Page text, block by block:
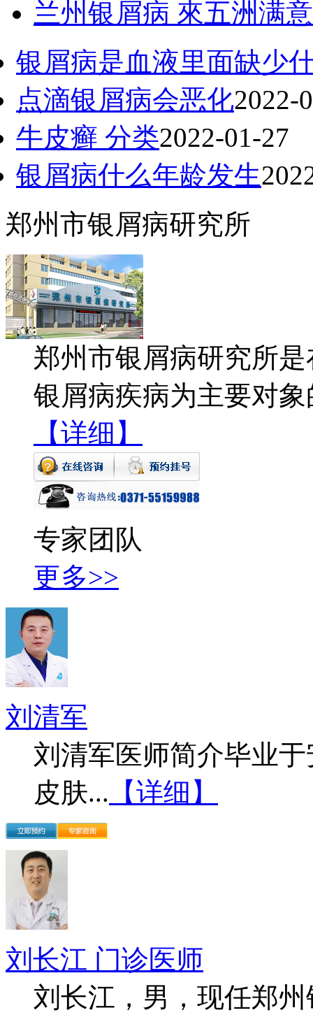
兰州银屑病 來五洲满意
银屑病是血液里面缺少
点滴银屑病会恶化2022-
牛皮癣 分类2022-01-27
银屑病什么年龄发生
郑州市银屑病研究所
郑州市银屑病研究所
银屑病疾病为主要对
【详细】
专家团队
更多>>
刘清军
刘清军医师简介毕业
皮肤... 【详细】
刘长江 门诊医师
刘长江，男，现任郑